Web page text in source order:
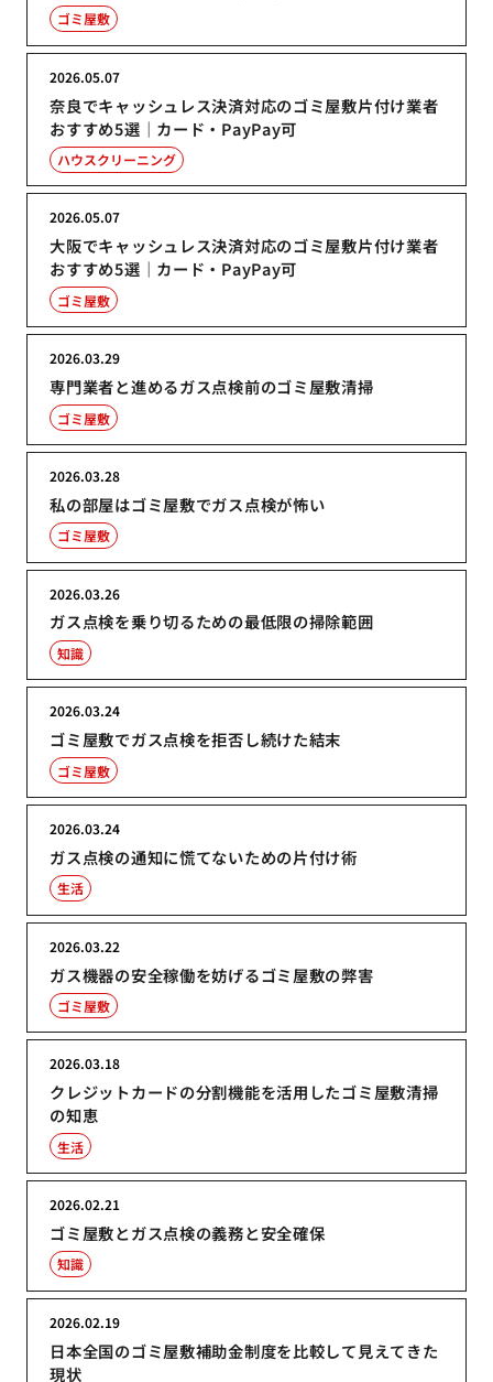
ゴミ屋敷
奈良でキャッシュレス決済対応のゴミ屋敷片付け業者
おすすめ5選｜カード・PayPay可
2026.05.07
ハウスクリーニング
大阪でキャッシュレス決済対応のゴミ屋敷片付け業者
おすすめ5選｜カード・PayPay可
2026.05.07
ゴミ屋敷
専門業者と進めるガス点検前のゴミ屋敷清掃
2026.03.29
ゴミ屋敷
私の部屋はゴミ屋敷でガス点検が怖い
2026.03.28
ゴミ屋敷
ガス点検を乗り切るための最低限の掃除範囲
2026.03.26
知識
ゴミ屋敷でガス点検を拒否し続けた結末
2026.03.24
ゴミ屋敷
ガス点検の通知に慌てないための片付け術
2026.03.24
生活
ガス機器の安全稼働を妨げるゴミ屋敷の弊害
2026.03.22
ゴミ屋敷
クレジットカードの分割機能を活用したゴミ屋敷清掃
の知恵
2026.03.18
生活
ゴミ屋敷とガス点検の義務と安全確保
2026.02.21
知識
日本全国のゴミ屋敷補助金制度を比較して見えてきた
現状
2026.02.19